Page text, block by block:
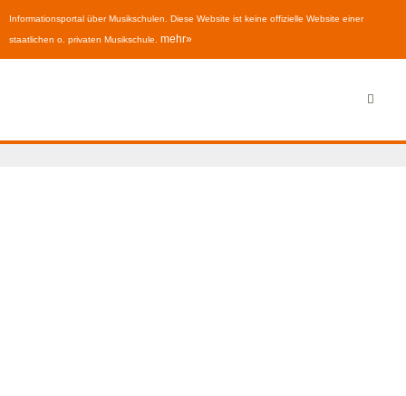
Informationsportal über Musikschulen. Diese Website ist keine offizielle Website einer
staatlichen o. privaten Musikschule. mehr»